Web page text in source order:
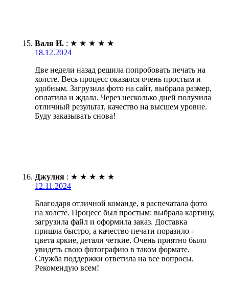
Валя И. : ★ ★ ★ ★ ★
18.12.2024
Две недели назад решила попробовать печать на
холсте. Весь процесс оказался очень простым и
удобным. Загрузила фото на сайт, выбрала размер,
оплатила и ждала. Через несколько дней получила
отличный результат, качество на высшем уровне.
Буду заказывать снова!
Джулия : ★ ★ ★ ★ ★
12.11.2024
Благодаря отличной команде, я распечатала фото
на холсте. Процесс был простым: выбрала картину,
загрузила файл и оформила заказ. Доставка
пришла быстро, а качество печати поразило -
цвета яркие, детали четкие. Очень приятно было
увидеть свою фотографию в таком формате.
Служба поддержки ответила на все вопросы.
Рекомендую всем!